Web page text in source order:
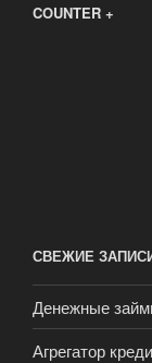
COUNTER +
СВЕЖИЕ
Денежные
Агрегатор